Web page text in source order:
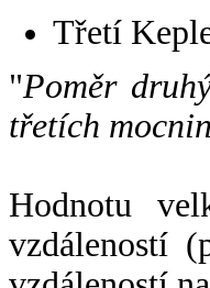
Třetí
"Poměr
třetích
Hodnotu
vzdáleností